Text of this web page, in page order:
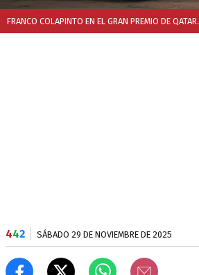
FRANCO COLAPINTO EN EL GRAN PREMIO DE QATAR.
442 SÁBADO 29 DE NOVIEMBRE DE 2025